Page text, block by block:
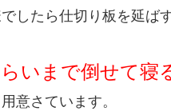
したら仕切り板を延ば
いまで倒せて寝
意さています。